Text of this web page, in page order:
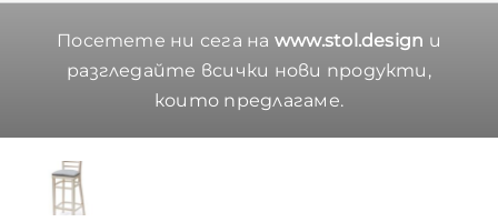
OUTLET
ЗА НАС
КОНТАКТИ
Посетете ни сега на www.stol.design и
разгледайте всички нови продукти,
които предлагаме.